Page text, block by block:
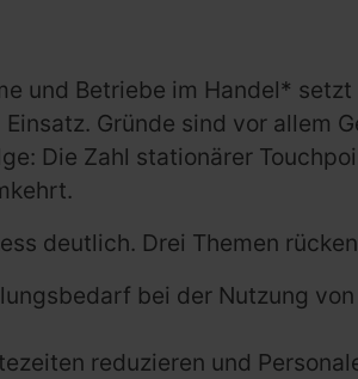
und Betriebe im Handel*
Gründe sind vor allem
Die Zahl stationärer
deutlich. Drei Themen
bei der Nutzung
reduzieren und